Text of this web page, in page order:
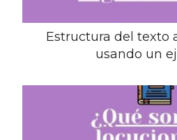
Estructura del texto
usando un